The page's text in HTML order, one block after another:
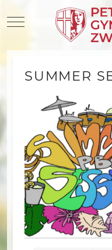
Mobile Menu Toggle
SUMMER